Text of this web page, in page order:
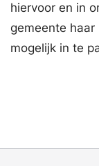
hiervoor en in
gemeente
mogelijk in te